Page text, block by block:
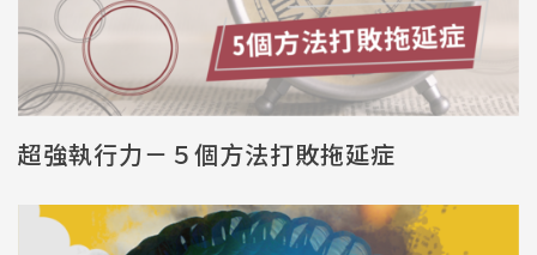
超強執行力－５個方法打敗拖延症